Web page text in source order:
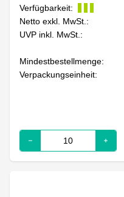
Verfügbarkeit:
Netto exkl. MwSt.:
UVP inkl. MwSt.:
Mindestbestellmenge:
Verpackungseinheit: